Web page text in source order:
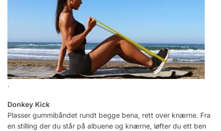
.
Donkey Kick
Plasser gummibåndet rundt begge bena, rett over knærne. Fra
en stilling der du står på albuene og knærne, løfter du ett ben